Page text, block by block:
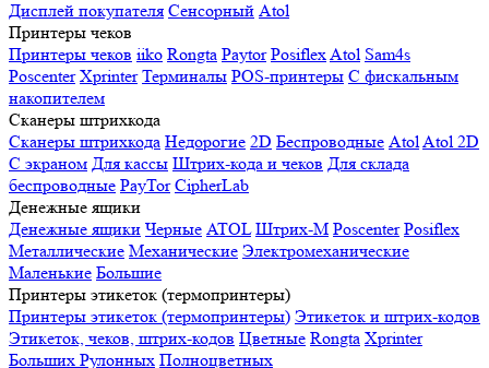
Дисплей покупателя Сенсорный Atol
Принтеры чеков
Принтеры чеков iiko Rongta Paytor PosiflexAtol Sam4s
Poscenter Xprinter Терминалы POS-принтеры С фискальным
накопителем
Сканеры штрихкода
Сканеры штрихкода Недорогие 2D Беспроводные AtolAtol 2D
С экраном Для кассы Штрих-кода и чеков Для склада
беспроводные PayTor CipherLab
Денежные ящики
Денежные ящики Черные ATOL Штрих-М Poscenter Posiflex
Металлические Механические Электромеханические
Маленькие Большие
Принтеры этикеток (термопринтеры)
Принтеры этикеток (термопринтеры) Этикеток и штрих-кодов
Этикеток, чеков, штрих-кодов Цветные Rongta Xprinter
Больших Рулонных Полноцветных